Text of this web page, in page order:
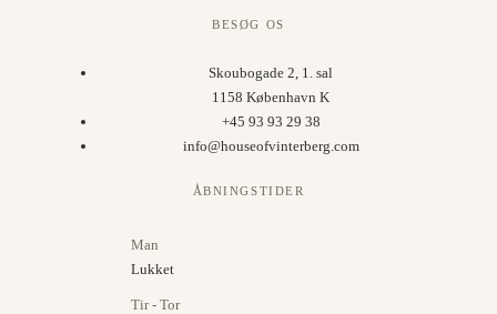
BESØG OS
Skoubogade 2, 1. sal
1158 København K
+45 93 93 29 38
info@houseofvinterberg.com
ÅBNINGSTIDER
Man
Lukket
Tir - Tor